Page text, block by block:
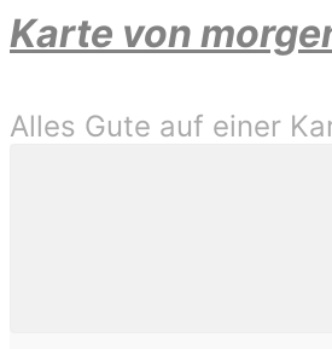
Karte von
Alles Gute auf einer